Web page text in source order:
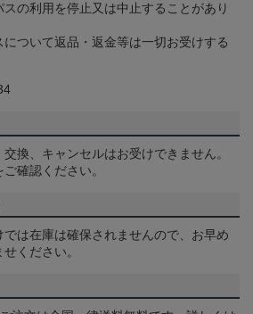
の利用を停止又は中止することがあり
について返品・返金等は一切お受けする
換、キャンセルはお受けできません。
ご確認ください。
は在庫は確保されませんので、お早め
ください。